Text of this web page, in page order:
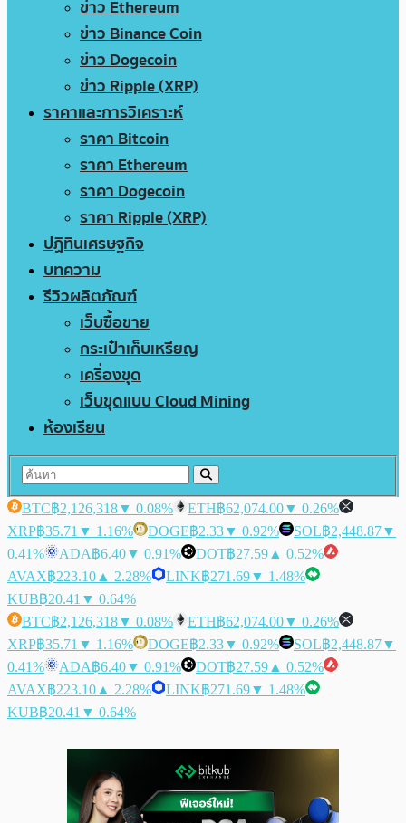
ข่าว Ethereum
ข่าว Binance Coin
ข่าว Dogecoin
ข่าว Ripple (XRP)
ราคาและการวิเคราะห์
ราคา Bitcoin
ราคา Ethereum
ราคา Dogecoin
ราคา Ripple (XRP)
ปฏิทินเศรษฐกิจ
บทความ
รีวิวผลิตภัณฑ์
เว็บซื้อขาย
กระเป๋าเก็บเหรียญ
เครื่องขุด
เว็บขุดแบบ Cloud Mining
ห้องเรียน
BTC฿2,126,318▼ 0.08% ETH฿62,074.00▼ 0.26%
XRP฿35.71 ▼ 1.16% DOGE฿2.33▼ 0.92% SOL฿2,448.87▼
0.41%
ADA฿6.40▼ 0.91% DOT฿27.59 ▲ 0.52%
AVAX฿223.10 ▲ 2.28% LINK฿271.69▼ 1.48%
KUB฿20.41 ▼ 0.64%
BTC฿2,126,318▼ 0.08% ETH฿62,074.00▼ 0.26%
XRP฿35.71 ▼ 1.16% DOGE฿2.33▼ 0.92% SOL฿2,448.87▼
0.41%
ADA฿6.40▼ 0.91% DOT฿27.59 ▲ 0.52%
AVAX฿223.10 ▲ 2.28% LINK฿271.69▼ 1.48%
KUB฿20.41 ▼ 0.64%